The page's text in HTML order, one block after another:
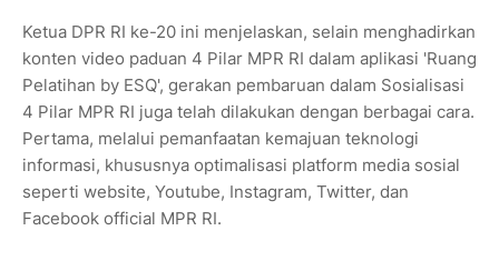
Ketua DPR RI ke-20 ini menjelaskan, selain menghadirkan
konten video paduan 4 Pilar MPR RI dalam aplikasi 'Ruang
Pelatihan by ESQ', gerakan pembaruan dalam Sosialisasi
4 Pilar MPR RI juga telah dilakukan dengan berbagai cara.
Pertama, melalui pemanfaatan kemajuan teknologi
informasi, khususnya optimalisasi platform media sosial
seperti website, Youtube, Instagram, Twitter, dan
Facebook official MPR RI.